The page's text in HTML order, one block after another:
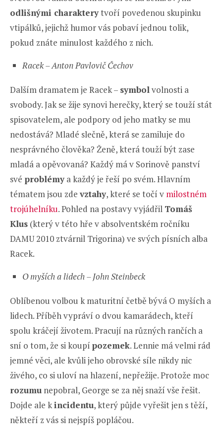
odlišnými charakterytvoří povedenou skupinku
vtipálků, jejichž humor vás pobaví jednou tolik,
pokud znáte minulost každého z nich.
Racek – Anton Pavlovič Čechov
Dalším dramatem je Racek – symbolvolnosti a
svobody. Jak se žije synovi herečky, který se touží stát
spisovatelem, ale podpory od jeho matky se mu
nedostává? Mladé slečně, která se zamiluje do
nesprávného člověka? Ženě, která touží být zase
mladá a opěvovaná? Každý má v Sorinově panství
své problémya každý je řeší po svém. Hlavním
tématem jsou zde vztahy, které se točí v milostném
trojúhelníku. Pohled na postavy vyjádřil Tomáš
Klus (který v této hře v absolventském ročníku
DAMU 2010 ztvárnil Trigorina) ve svých písních alba
Racek.
O myších a lidech – John Steinbeck
Oblíbenou volbou k maturitní četbě bývá O myších a
lidech. Příběh vypráví o dvou kamarádech, kteří
spolu kráčejí životem. Pracují na různých rančích a
sní o tom, že si koupí pozemek. Lennie má velmi rád
jemné věci, ale kvůli jeho obrovské síle nikdy nic
živého, co si uloví na hlazení, nepřežije. Protože moc
rozumu nepobral, George se za něj snaží vše řešit.
Dojde ale kincidentu, který půjde vyřešit jen s těží,
někteří z vás si nejspíš popláčou.